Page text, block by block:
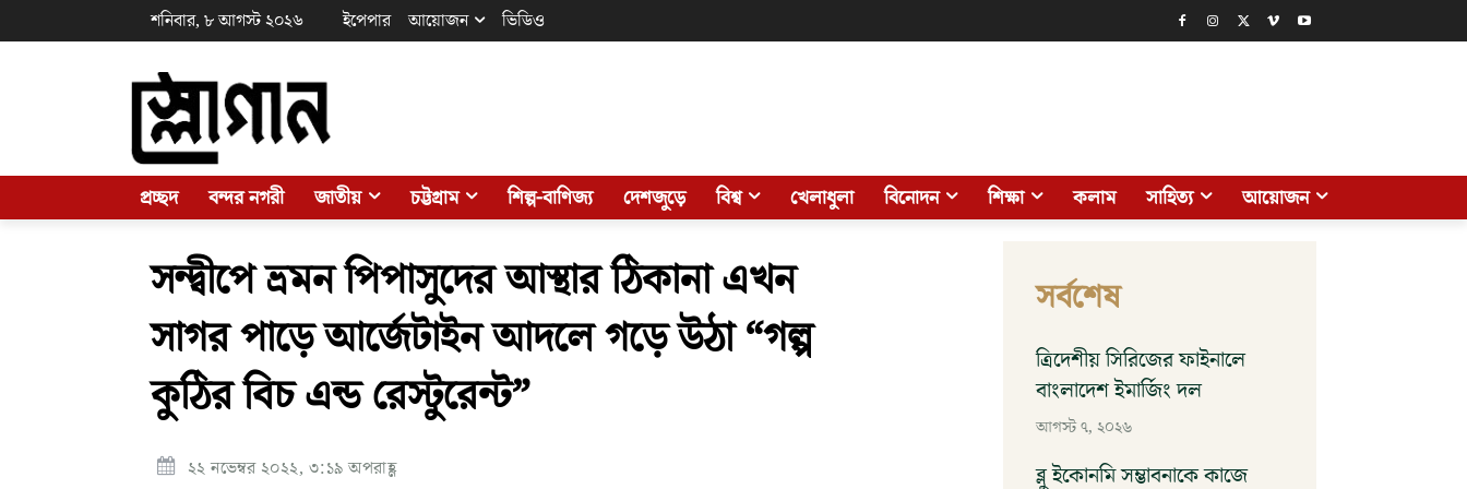
শনিবার, ৮ আগস্ট ২০২৬ ইপেপার আয়োজন ভিডিও
প্রচ্ছদ বন্দর নগরী জাতীয় চট্টগ্রাম শিল্প-বাণিজ্য দেশজুড়ে বিশ্ব খেলাধুলা বিনোদন শিক্ষা কলাম সাহিত্য আয়োজন
সন্দ্বীপে ভ্রমন পিপাসুদের আস্থার ঠিকানা এখন
সাগর পাড়ে আর্জেটাইন আদলে গড়ে উঠা “গল্প
কুঠির বিচ এন্ড রেস্টুরেন্ট”
২২ নভেম্বর ২০২২, ৩:১৯ অপরাহ্ণ
সর্বশেষ
ত্রিদেশীয় সিরিজের ফাইনালে
বাংলাদেশ ইমার্জিং দল
আগস্ট ৭, ২০২৬
ব্লু ইকোনমি সম্ভাবনাকে কাজে